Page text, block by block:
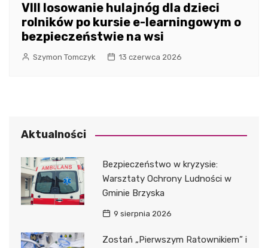
VIII losowanie hulajnóg dla dzieci
rolników po kursie e-learningowym o
bezpieczeństwie na wsi
Szymon Tomczyk 13 czerwca 2026
Aktualności
Bezpieczeństwo w kryzysie:
Warsztaty Ochrony Ludności w
Gminie Brzyska
9 sierpnia 2026
Zostań „Pierwszym Ratownikiem” i